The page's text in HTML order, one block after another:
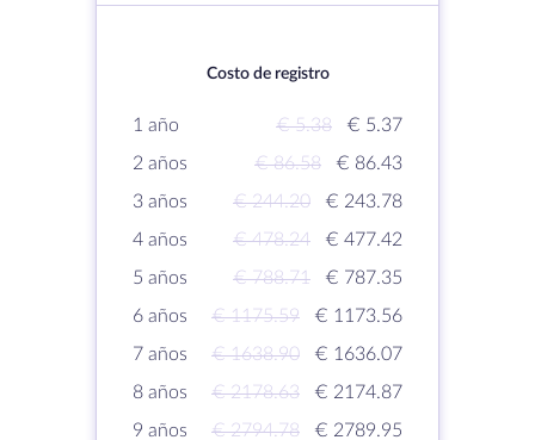
Costo de registro
1 año € 5.38
€ 5.37
2 años
€ 86.58
€ 86.43
3 años
€ 244.20
€ 243.78
4 años
€ 478.24
€ 477.42
5 años
€ 788.71
€ 787.35
6 años
€ 1175.59
€ 1173.56
7 años
€ 1638.90
€ 1636.07
8 años
€ 2178.63
€ 2174.87
9 años
€ 2794.78
€ 2789.95